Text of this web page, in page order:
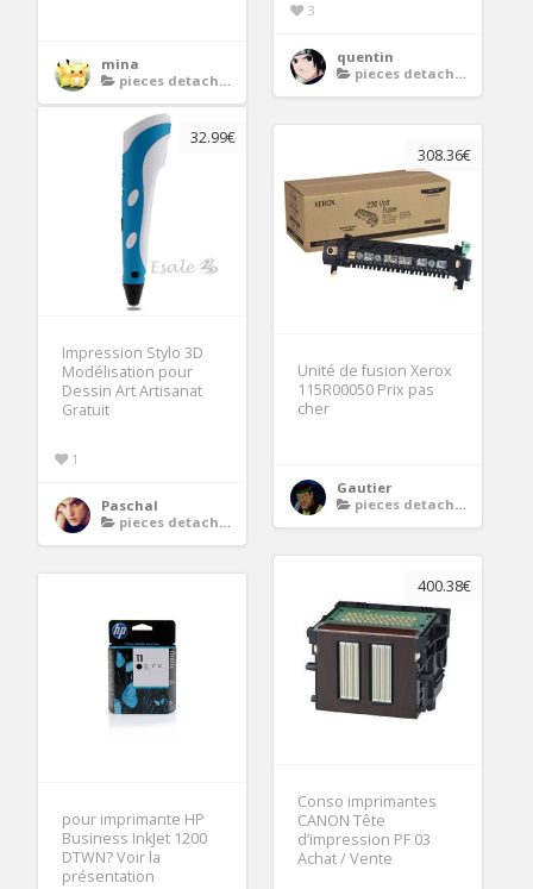
3
quentin
pieces detachees imprimante
mina
pieces detachees imprimante
32.99€
Impression Stylo 3D
Modélisation pour
Dessin Art Artisanat
Gratuit
1
Paschal
pieces detachees imprimante
308.36€
Unité de fusion Xerox
115R00050 Prix pas
cher
Gautier
pieces detachees imprimante
400.38€
Conso imprimantes
CANON Tête
d’impression PF 03
Achat / Vente
pour imprimante HP
Business InkJet 1200
DTWN? Voir la
présentation